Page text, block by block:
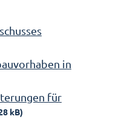
in
für
kB)